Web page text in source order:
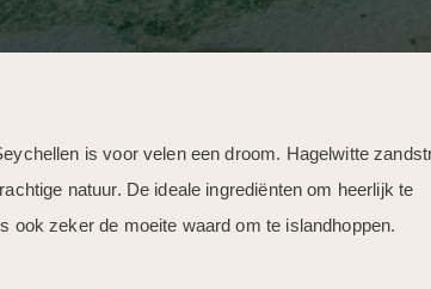
is voor velen een droom. Hagelwitte
natuur. De ideale ingrediënten om heerlijk te
ook zeker de moeite waard om te islandhoppen.